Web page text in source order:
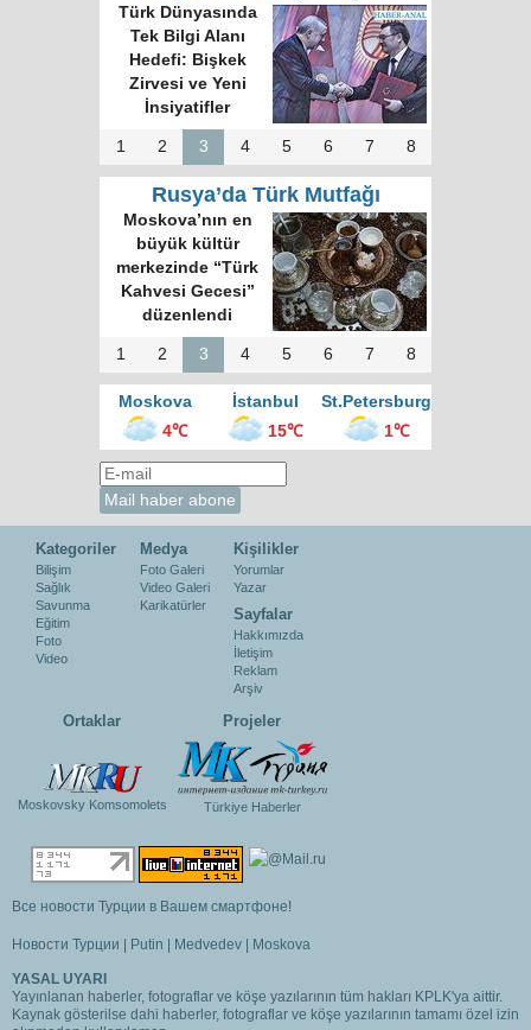
Türk Dünyasında
Tek Bilgi Alanı
Hedefi: Bişkek
Zirvesi ve Yeni
İnsiyatifler
1 2 3 4 5 6 7 8
Rusya’da Türk Mutfağı
Moskova’nın en
büyük kültür
merkezinde “Türk
Kahvesi Gecesi”
düzenlendi
1 2 3 4 5 6 7 8
Moskova İstanbul
St.Petersburg
4℃
15℃ 1℃
Kategoriler
Bilişim
Sağlık
Savunma
Eğitim
Foto
Video
Medya
Foto Galeri
Video Galeri
Karikatürler
Kişilikler
Yorumlar
Yazar
Sayfalar
Hakkımızda
İletişim
Reklam
Arşiv
Ortaklar
Moskovsky Komsomolets
Projeler
Türkiye Haberler
Все новости Турции в Вашем смартфоне!
Новости Турции Putin Medvedev Moskova
YASAL UYARI
Yayınlanan haberler, fotograflar ve köşe yazılarının tüm hakları KPLK'ya aittir.
Kaynak gösterilse dahi haberler, fotograflar ve köşe yazılarının tamamı özel izin